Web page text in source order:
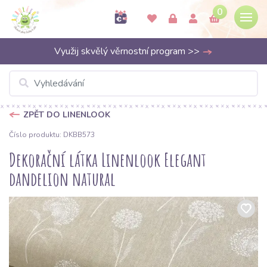
0
Využij skvělý věrnostní program >>
ZPĚT DO LINENLOOK
Číslo produktu: DKBB573
Dekorační látka Linenlook Elegant
dandelion natural